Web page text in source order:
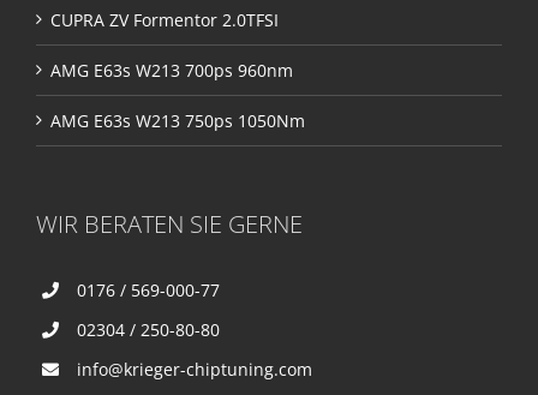
CUPRA ZV Formentor 2.0TFSI
AMG E63s W213 700ps 960nm
AMG E63s W213 750ps 1050Nm
WIR BERATEN SIE GERNE
0176 / 569-000-77
02304 / 250-80-80
info@krieger-chiptuning.com